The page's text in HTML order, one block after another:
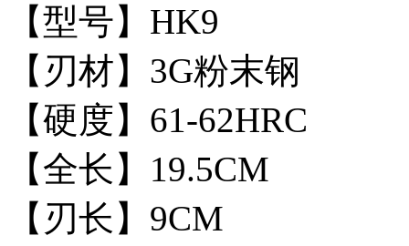
【型号】HK9
【刃材】3G粉末钢
【硬度】61-62HRC
【全长】19.5CM
【刃长】9CM